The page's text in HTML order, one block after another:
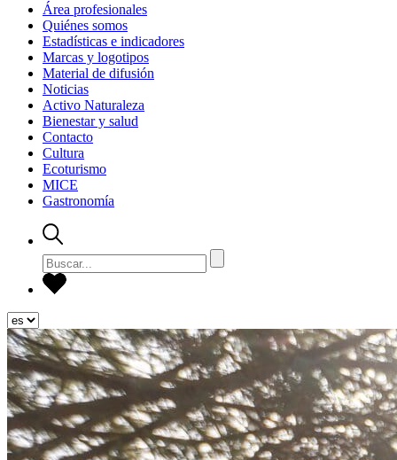
Área profesionales
Quiénes somos
Estadísticas e indicadores
Marcas y logotipos
Material de difusión
Noticias
Activo Naturaleza
Bienestar y salud
Contacto
Cultura
Ecoturismo
MICE
Gastronomía